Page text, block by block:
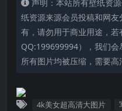
声明：本站所有壁纸资
纸资源来源会员投稿和网
有，请勿用于商业用途，
QQ:199699994），我们
所有图片均被压缩，需要高
4k美女超高清大图片